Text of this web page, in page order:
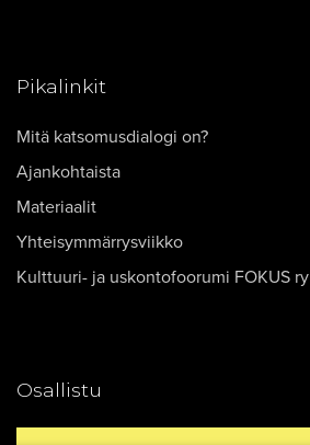
Pikalinkit
Mitä katsomusdialogi on?
Ajankohtaista
Materiaalit
Yhteisymmärrysviikko
Kulttuuri- ja uskontofoorumi FOKUS ry
Osallistu